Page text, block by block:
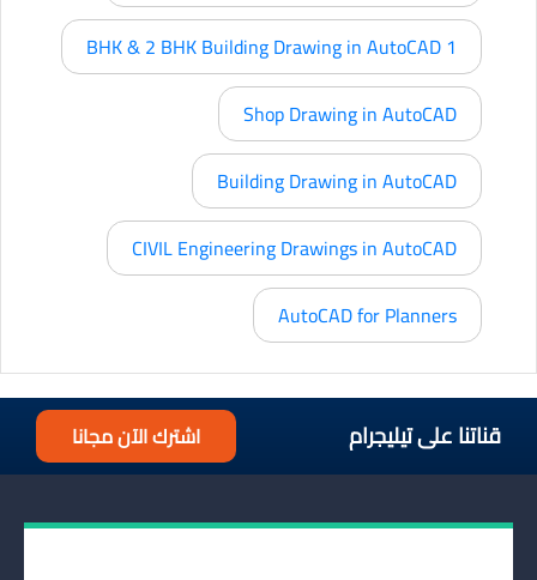
1 BHK & 2 BHK Building Drawing in AutoCAD
Shop Drawing in AutoCAD
Building Drawing in AutoCAD
CIVIL Engineering Drawings in AutoCAD
AutoCAD for Planners
قناتنا على تيليجرام اشترك الآن مجانا